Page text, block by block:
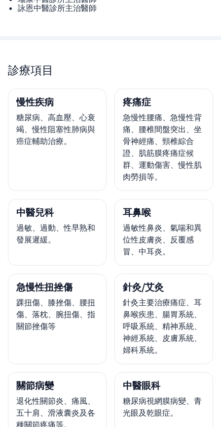
詠恩中醫診所主治醫師
診療項目
慢性疾病
糖尿病、高血壓、心衰
竭、慢性阻塞性肺病與
癌症輔助治療。
疼痛症
急慢性腰痛、急慢性背
痛、腰椎間盤突出、坐
骨神經痛、頸椎綜合
證、肌筋膜疼痛症候
群、運動傷害、慢性肌
肉勞損等。
中醫兒科
過敏、過動、性早熟和
發展遲緩。
耳鼻喉
過敏性鼻炎、氣喘和異
位性皮膚炎、反覆感
冒、中耳炎。
急慢性扭挫傷
踝扭傷、膝挫傷、腰扭
傷、落枕、腕扭傷、指
關節挫傷等
針灸/艾灸
針灸主要治療痛症、耳
鼻喉疾患、腸胃系統、
呼吸系統、精神系統、
神經系統、皮膚系統、
婦科系統。
關節病變
退化性關節炎、痛風、
五十肩、滑液囊炎及各
種關節疼痛等。
中醫眼科
糖尿病視網膜病變、青
光眼及乾眼症。